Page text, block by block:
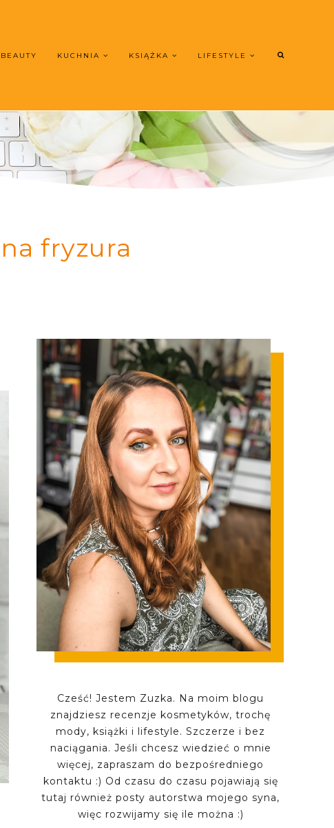
KUCHNIA KSIĄŻKA LIFESTYLE
fryzura
Cześć! Jestem Zuzka. Na moim blogu
znajdziesz recenzje kosmetyków, trochę
mody, książki i lifestyle. Szczerze i bez
naciągania. Jeśli chcesz wiedzieć o mnie
więcej, zapraszam do bezpośredniego
kontaktu :) Od czasu do czasu pojawiają się
tutaj również posty autorstwa mojego syna,
więc rozwijamy się ile można :)